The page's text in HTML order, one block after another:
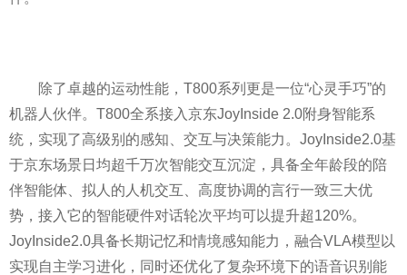
除了卓越的运动性能，T800系列更是一位“心灵手巧”的
机器人伙伴。T800全系接入京东JoyInside 2.0附身智能系
统，实现了高级别的感知、交互与决策能力。JoyInside2.0基
于京东场景日均超千万次智能交互沉淀，具备全年龄段的陪
伴智能体、拟人的人机交互、高度协调的言行一致三大优
势，接入它的智能硬件对话轮次平均可以提升超120%。
JoyInside2.0具备长期记忆和情境感知能力，融合VLA模型以
实现自主学习进化，同时还优化了复杂环境下的语音识别能